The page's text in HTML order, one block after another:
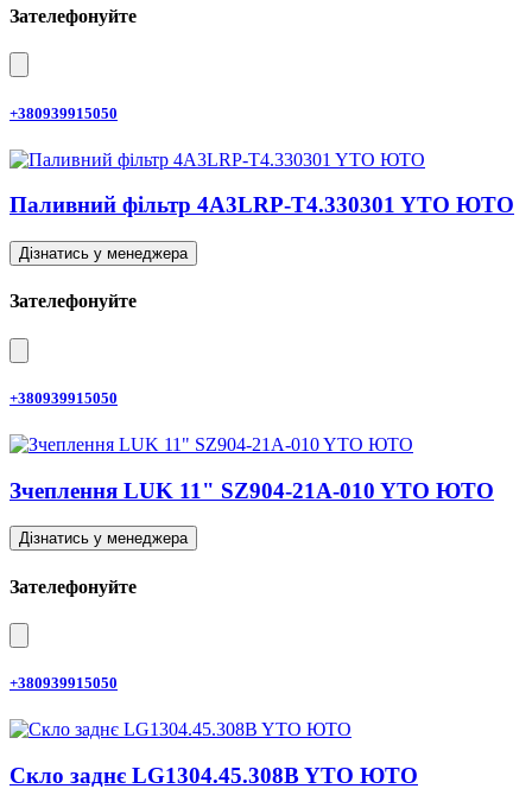
Зателефонуйте
+380939915050
Паливний фільтр 4A3LRP-T4.330301 YTO ЮТО
Дізнатись у менеджера
Зателефонуйте
+380939915050
Зчеплення LUK 11" SZ904-21A-010 YTO ЮТО
Дізнатись у менеджера
Зателефонуйте
+380939915050
Скло заднє LG1304.45.308B YTO ЮТО